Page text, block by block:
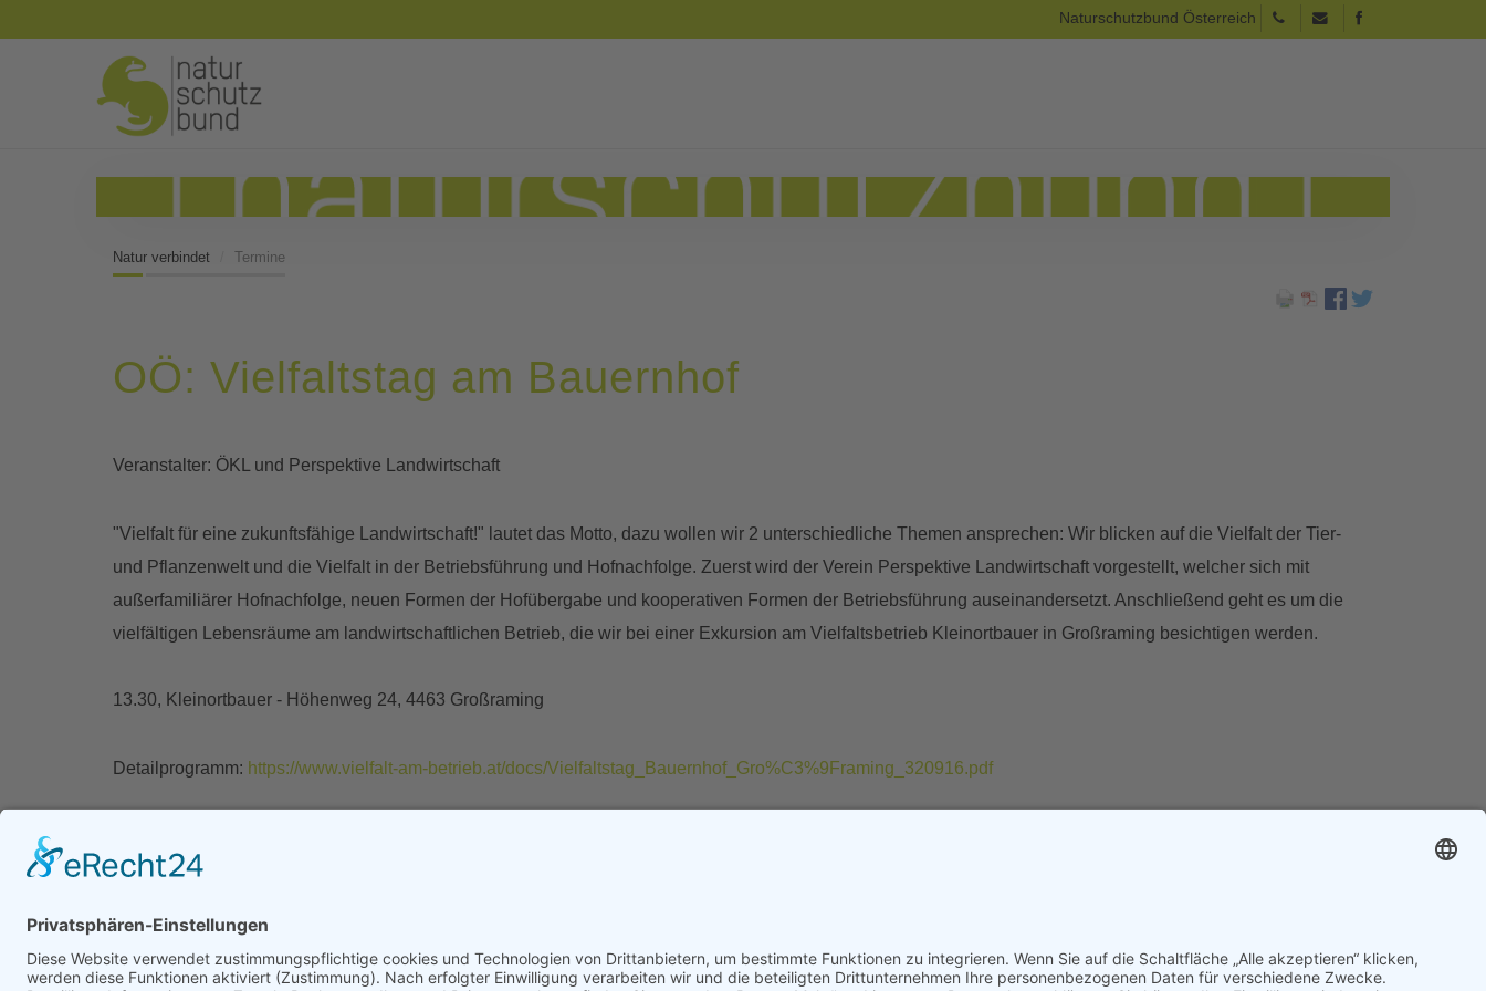
Naturschutzbund Österreich
Natur verbindet Termine
OÖ: Vielfaltstag am Bauernhof
Veranstalter: ÖKL und Perspektive Landwirtschaft
"Vielfalt für eine zukunftsfähige Landwirtschaft!" lautet das Motto, dazu wollen wir 2 unterschiedliche Themen ansprechen: Wir blicken auf die Vielfalt der Tier-
und Pflanzenwelt und die Vielfalt in der Betriebsführung und Hofnachfolge. Zuerst wird der Verein Perspektive Landwirtschaft vorgestellt, welcher sich mit
außerfamiliärer Hofnachfolge, neuen Formen der Hofübergabe und kooperativen Formen der Betriebsführung auseinandersetzt. Anschließend geht es um die
vielfältigen Lebensräume am landwirtschaftlichen Betrieb, die wir bei einer Exkursion am Vielfaltsbetrieb Kleinortbauer in Großraming besichtigen werden.
13.30, Kleinortbauer - Höhenweg 24, 4463 Großraming
Detailprogramm: https://www.vielfalt-am-betrieb.at/docs/Vielfaltstag_Bauernhof_Gro%C3%9Framing_320916.pdf
Zurück